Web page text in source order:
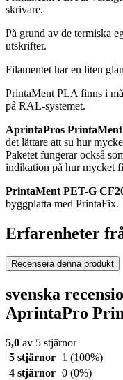
skrivare.
På grund av de termiska
utskrifter.
Filamentet har en liten
PrintaMent PLA finns i
på RAL-systemet.
AprintaPros PrintaMent
det lättare att su hur
Paketet fungerar också
indikation på hur mycket
PrintaMent PET-G
byggplatta med PrintaFix.
Erfarenheter
Recensera denna produkt
svenska
AprintaPro
5,0 av 5 stjärnor
5 stjärnor
1 (100%)
4 stjärnor 0 (0%)